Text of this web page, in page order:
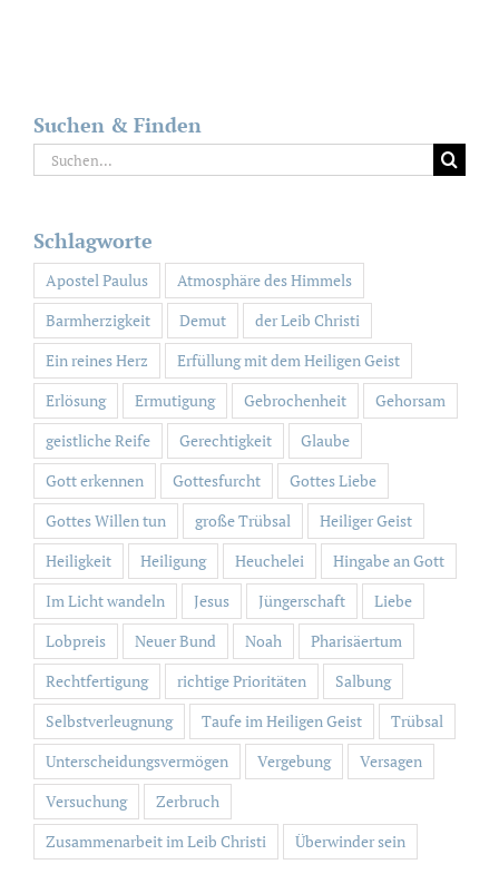
Suchen & Finden
Suche
nach:
Schlagworte
Apostel Paulus
Atmosphäre des Himmels
Barmherzigkeit
Demut
der Leib Christi
Ein reines Herz
Erfüllung mit dem Heiligen Geist
Erlösung
Ermutigung Gebrochenheit
Gehorsam
geistliche Reife
Gerechtigkeit
Glaube
Gott erkennen
Gottesfurcht
Gottes Liebe
Gottes Willen tun
große Trübsal
Heiliger Geist
Heiligkeit
Heiligung Heuchelei
Hingabe an Gott
Im Licht wandeln
Jesus Jüngerschaft
Liebe
Lobpreis
Neuer Bund Noah
Pharisäertum
Rechtfertigung
richtige Prioritäten
Salbung
Selbstverleugnung
Taufe im Heiligen Geist
Trübsal
Unterscheidungsvermögen
Vergebung
Versagen
Versuchung
Zerbruch
Zusammenarbeit im Leib Christi
Überwinder sein